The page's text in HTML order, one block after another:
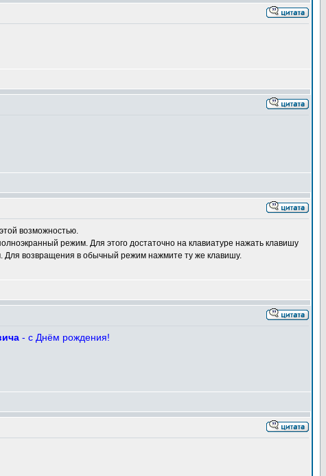
возможностью.
режим. Для этого достаточно на клавиатуре нажать клавишу
Для возвращения в обычный режим нажмите ту же клавишу.
- с Днём рождения!